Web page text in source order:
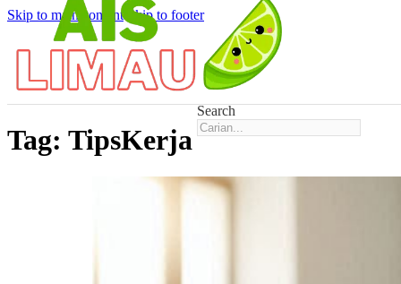
Skip to main content Skip to footer
Search
Tag: TipsKerja